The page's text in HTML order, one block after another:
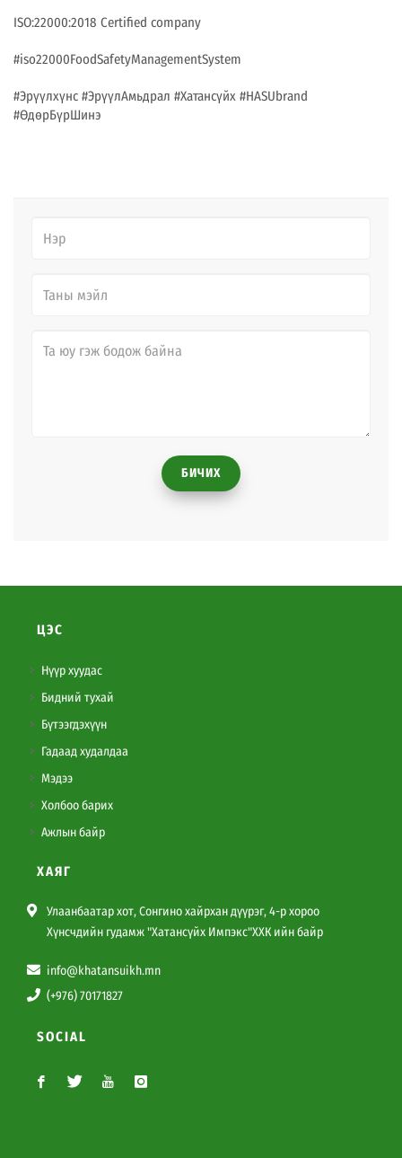
ISO:22000:2018 Certified company
#iso22000FoodSafetyManagementSystem
#Эрүүлхүнс #ЭрүүлАмьдрал #Хатансүйх #HASUbrand
#ӨдөрБүрШинэ
БИЧИХ
ЦЭС
Нүүр хуудас
Бидний тухай
Бүтээгдэхүүн
Гадаад худалдаа
Мэдээ
Холбоо барих
Ажлын байр
ХАЯГ
Улаанбаатар хот, Сонгино хайрхан дүүрэг, 4-р хороо
Хүнсчдийн гудамж "Хатансүйх Импэкс"ХХК ийн байр
info@khatansuikh.mn
(+976) 70171827
SOCIAL